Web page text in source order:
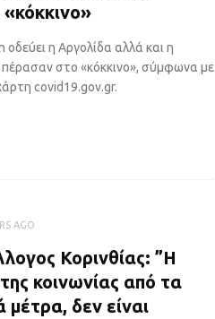
οδεύει η Αργολίδα αλλά και η
στο «κόκκινο», σύμφωνα με
covid19.gov.gr.
AGO
Κορινθίας: ”Η
κοινωνίας από τα
μέτρα, δεν είναι